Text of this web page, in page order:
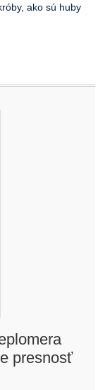
ako sú huby
presnosť